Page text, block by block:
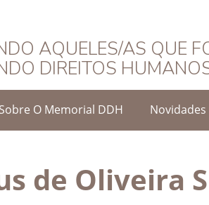
Português
AQUELES/AS QUE
DIREITOS
Sobre O Memorial DDH Novidades
de Oliveira